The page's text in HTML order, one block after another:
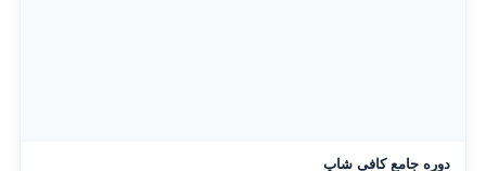
دوره جامع کافی شاپ